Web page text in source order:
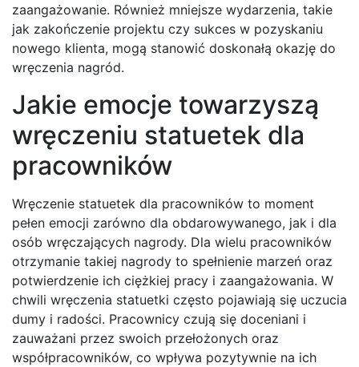
zaangażowanie. Również mniejsze wydarzenia, takie
jak zakończenie projektu czy sukces w pozyskaniu
nowego klienta, mogą stanowić doskonałą okazję do
wręczenia nagród.
Jakie emocje towarzyszą
wręczeniu statuetek dla
pracowników
Wręczenie statuetek dla pracowników to moment
pełen emocji zarówno dla obdarowywanego, jak i dla
osób wręczających nagrody. Dla wielu pracowników
otrzymanie takiej nagrody to spełnienie marzeń oraz
potwierdzenie ich ciężkiej pracy i zaangażowania. W
chwili wręczenia statuetki często pojawiają się uczucia
dumy i radości. Pracownicy czują się doceniani i
zauważani przez swoich przełożonych oraz
współpracowników, co wpływa pozytywnie na ich